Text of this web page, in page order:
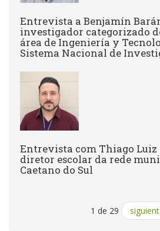
Entrevista a Benjamín
investigador categorizado
área de Ingeniería y
Sistema Nacional de
Entrevista com Thiago Luiz
diretor escolar da rede
Caetano do Sul
1 de 29